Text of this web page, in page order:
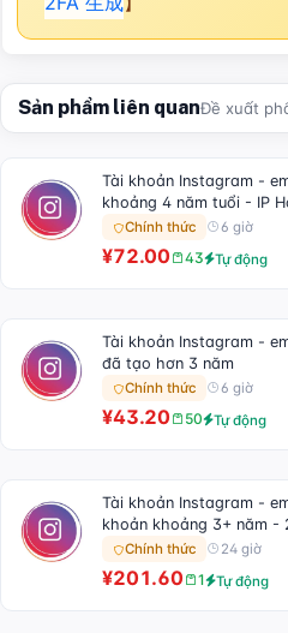
Sản phẩm liên quanĐề xuất
Tài khoản Instagram -
khoảng 4 năm tuổi - IP
Chính thức 6 giờ
¥72.00 43 Tự động
Tài khoản Instagram -
đã tạo hơn 3 năm
Chính thức 6 giờ
¥43.20 50 Tự động
Tài khoản Instagram -
khoản khoảng 3+ năm -
Chính thức 24 giờ
¥201.60 1 Tự động